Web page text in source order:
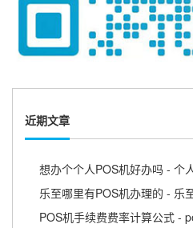
近期文章
想办个个人POS机好办吗 - 个
乐至哪里有POS机办理的 - 乐
POS机手续费费率计算公式 -